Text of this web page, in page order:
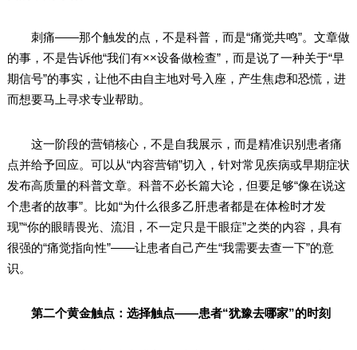
刺痛——那个触发的点，不是科普，而是“痛觉共鸣”。文章做
的事，不是告诉他“我们有××设备做检查”，而是说了一种关于“早
期信号”的事实，让他不由自主地对号入座，产生焦虑和恐慌，进
而想要马上寻求专业帮助。
这一阶段的营销核心，不是自我展示，而是精准识别患者痛
点并给予回应。可以从“内容营销”切入，针对常见疾病或早期症状
发布高质量的科普文章。科普不必长篇大论，但要足够“像在说这
个患者的故事”。比如“为什么很多乙肝患者都是在体检时才发
现”“你的眼睛畏光、流泪，不一定只是干眼症”之类的内容，具有
很强的“痛觉指向性”——让患者自己产生“我需要去查一下”的意
识。
第二个黄金触点：选择触点——患者“犹豫去哪家”的时刻